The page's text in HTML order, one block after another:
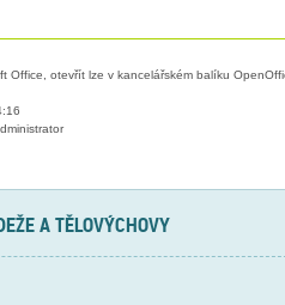
Office, otevřít lze v kancelářském balíku
A TĚLOVÝCHOVY